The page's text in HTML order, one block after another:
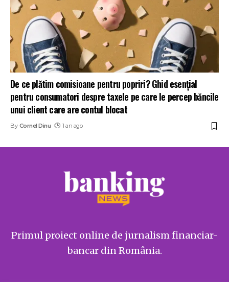
De ce plătim comisioane pentru popriri? Ghid esențial
pentru consumatori despre taxele pe care le percep băncile
unui client care are contul blocat
By Cornel Dinu 1 an ago
Primul proiect online de jurnalism financiar-
bancar din România.